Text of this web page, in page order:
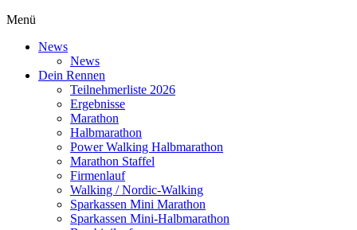
Menü
News
News
Dein Rennen
Teilnehmerliste 2026
Ergebnisse
Marathon
Halbmarathon
Power Walking Halbmarathon
Marathon Staffel
Firmenlauf
Walking / Nordic-Walking
Sparkassen Mini Marathon
Sparkassen Mini-Halbmarathon